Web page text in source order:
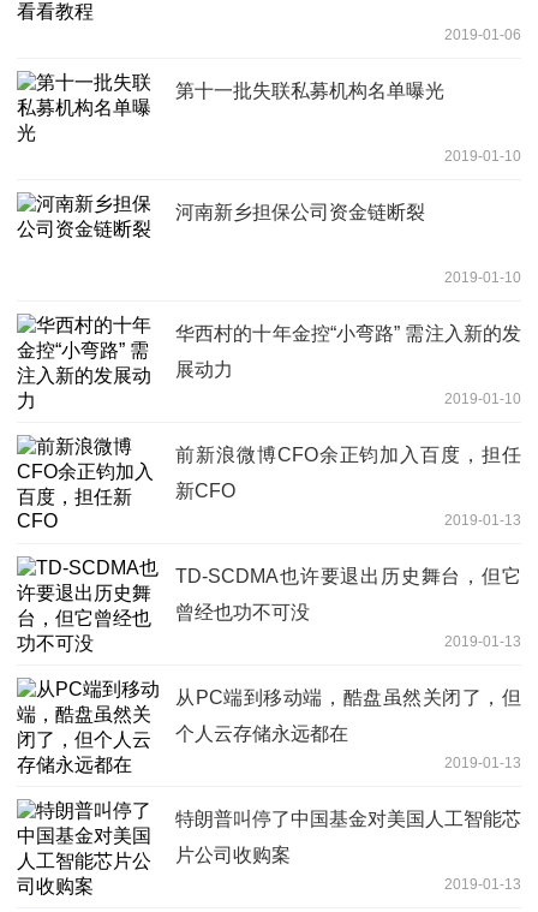
2019-01-06
第十一批失联私募机构名单曝光
2019-01-10
河南新乡担保公司资金链断裂
2019-01-10
华西村的十年金控“小弯路” 需注入新的发
展动力
2019-01-10
前新浪微博CFO余正钧加入百度，担任
新CFO
2019-01-13
TD-SCDMA也许要退出历史舞台，但它
曾经也功不可没
2019-01-13
从PC端到移动端，酷盘虽然关闭了，但
个人云存储永远都在
2019-01-13
特朗普叫停了中国基金对美国人工智能芯
片公司收购案
2019-01-13